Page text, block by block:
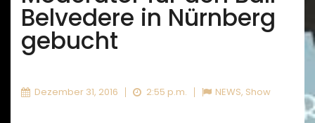
Belvedere in Nürnberg
gebucht
Dezember 31, 2016 2:55 p.m. NEWS, Show